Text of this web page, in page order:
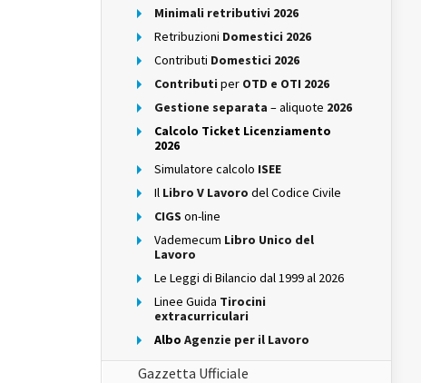
Minimali retributivi 2026
Retribuzioni Domestici 2026
Contributi Domestici 2026
Contributi per OTD e OTI 2026
Gestione separata – aliquote 2026
Calcolo Ticket Licenziamento
2026
Simulatore calcolo ISEE
Il Libro V Lavoro del Codice Civile
CIGS on-line
Vademecum Libro Unico del
Lavoro
Le Leggi di Bilancio dal 1999 al 2026
Linee Guida Tirocini
extracurriculari
Albo Agenzie per il Lavoro
Gazzetta Ufficiale